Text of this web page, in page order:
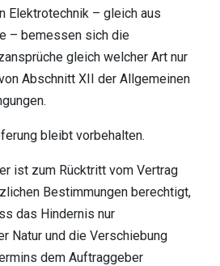
Elektrotechnik – gleich aus
– bemessen sich die
gleich welcher Art nur
Abschnitt XII der Allgemeinen
bleibt vorbehalten.
ist zum Rücktritt vom Vertrag
Bestimmungen berechtigt,
das Hindernis nur
Natur und die Verschiebung
dem Auftraggeber